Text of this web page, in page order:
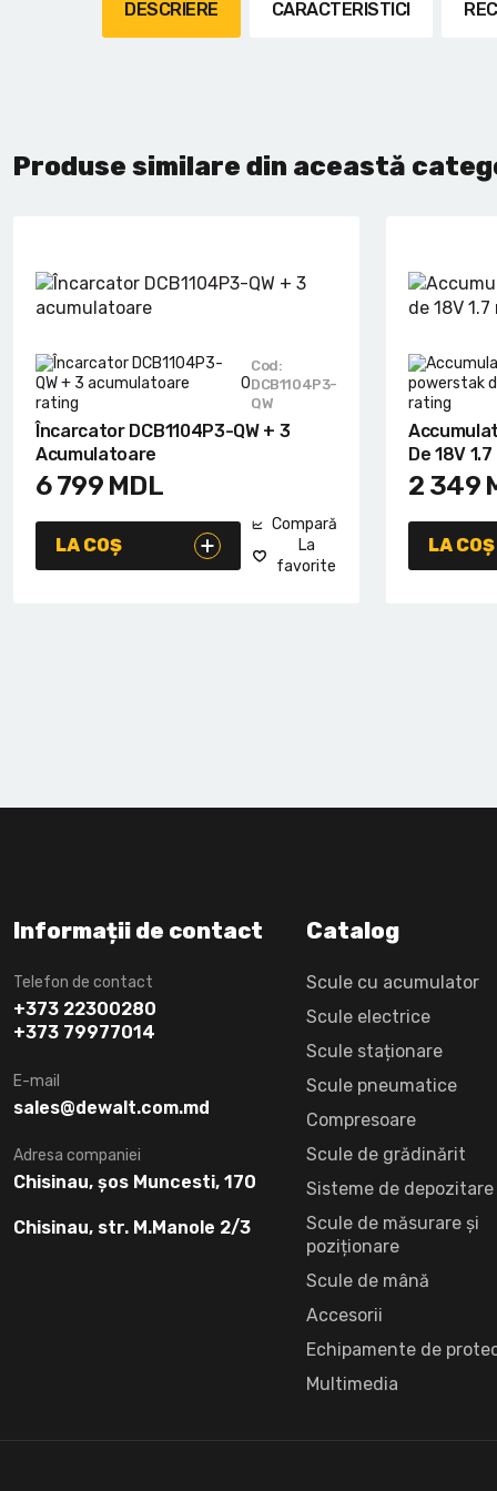
Alte scule cu acumulator
DESCRIERE CARACTERISTICI
Produse similare din această
0
Cod:
DCB1104P3-
QW
Încarcator DCB1104P3-QW + 3
Acumulatoare
6 799 MDL
LA COȘ
Compară
La
favorite
De 18V 1.7
2 349
LA COȘ
Informații de contact
Telefon de contact
+373 22300280
+373 79977014
E-mail
sales@dewalt.com.md
Adresa companiei
Chisinau, șos Muncesti, 170
Chisinau, str. M.Manole 2/3
Catalog
Scule cu acumulator
Scule electrice
Scule staționare
Scule pneumatice
Compresoare
Scule de grădinărit
Sisteme de depozitare
Scule de măsurare și
poziționare
Scule de mână
Accesorii
Echipamente de
Multimedia